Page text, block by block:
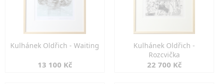
Kulhánek Oldřich - Waiting
13 100 Kč
Kulhánek Oldřich -
Rozcvička
22 700 Kč